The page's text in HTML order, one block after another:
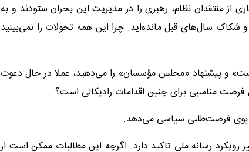
بسیاری از منتقدان نظام، رهبری را در مدیریت این بحران ستودند و به
شکاک سال‌های قبل مانده‌اید. چرا این همه تحولات را نمی‌بینید
و پیشنهاد «مجلس مؤسسان» را می‌دهید، عملا در حال دعوت
فرصت مناسبی برای چنین اقدامات رادیکالی است؟
بوی فرصت‌طلبی سیاسی می‌دهد.
رویکرد رسانه ملی تاکید دارد. اگرچه این مطالبات ممکن است از